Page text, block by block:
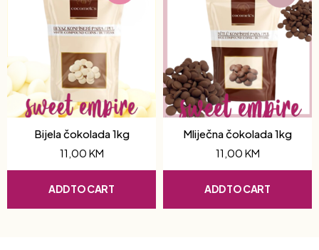
Bijela čokolada 1kg
11,00 KM
ADD TO CART
Mliječna čokolada 1kg
11,00 KM
ADD TO CART